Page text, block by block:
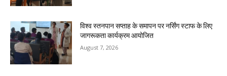
विश्व स्तनपान सप्ताह के समापन पर नर्सिंग स्टाफ के लिए
जागरूकता कार्यक्रम आयोजित
August 7, 2026